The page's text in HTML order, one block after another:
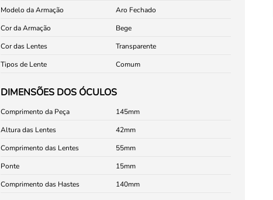
Modelo da Armação
Aro Fechado
Cor da Armação
Bege
Cor das Lentes
Transparente
Tipos de Lente
Comum
DIMENSÕES DOS ÓCULOS
Comprimento da Peça
145
Altura das Lentes
42
Comprimento das Lentes
55
Ponte
15
Comprimento das Hastes
140